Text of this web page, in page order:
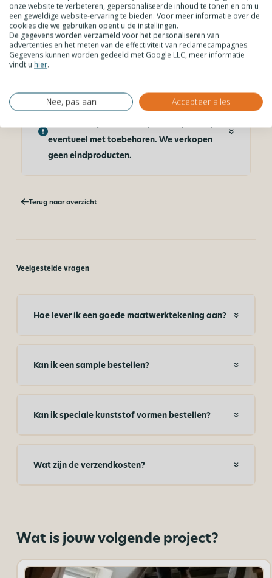
Mail ons
Bel ons
Goed om te weten! Wij verkopen
eventueel met toebehoren. We verkopen
geen eindproducten.
Terug naar overzicht
Veelgestelde vragen
Hoe lever ik een goede maatwerktekening aan?
Kan ik een sample bestellen?
Kan ik speciale kunststof vormen bestellen?
Wat zijn de verzendkosten?
Wat is jouw volgende project?
onze website te verbeteren, gepersonaliseerde inhoud te tonen en om u
een geweldige website-ervaring te bieden. Voor meer informatie over de
cookies die we gebruiken opent u de instellingen.
De gegevens worden verzameld voor het personaliseren van
advertenties en het meten van de effectiviteit van reclamecampagnes.
Gegevens kunnen worden gedeeld met Google LLC, meer informatie
vindt u hier.
Nee, pas aan Accepteer alles